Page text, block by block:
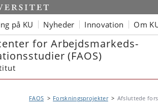
på KU Nyheder Innovation Om
for Arbejdsmarkeds-
(FAOS)
FAOS Forskningsprojekter Afsluttede